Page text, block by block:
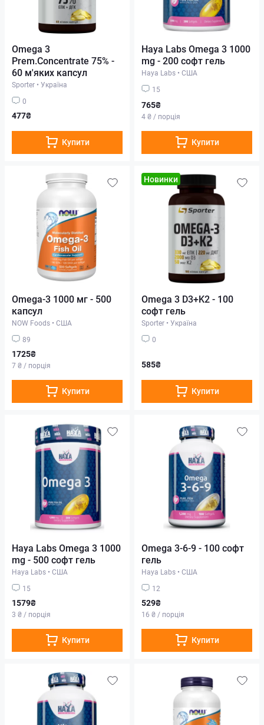
Omega 3
Prem.Concentrate 75% -
60 м'яких капсул
Sporter • Україна
0
477₴
Купити
Haya Labs Omega 3 1000
mg - 200 софт гель
Haya Labs • США
15
765₴
4 ₴ / порція
Купити
Omega-3 1000 мг - 500
капсул
NOW Foods • США
89
1725₴
7 ₴ / порція
Купити
Новинки
Omega 3 D3+K2 - 100
софт гель
Sporter • Україна
0
585₴
Купити
Haya Labs Omega 3 1000
mg - 500 софт гель
Haya Labs • США
15
1579₴
3 ₴ / порція
Купити
Omega 3-6-9 - 100 софт
гель
Haya Labs • США
12
529₴
16 ₴ / порція
Купити